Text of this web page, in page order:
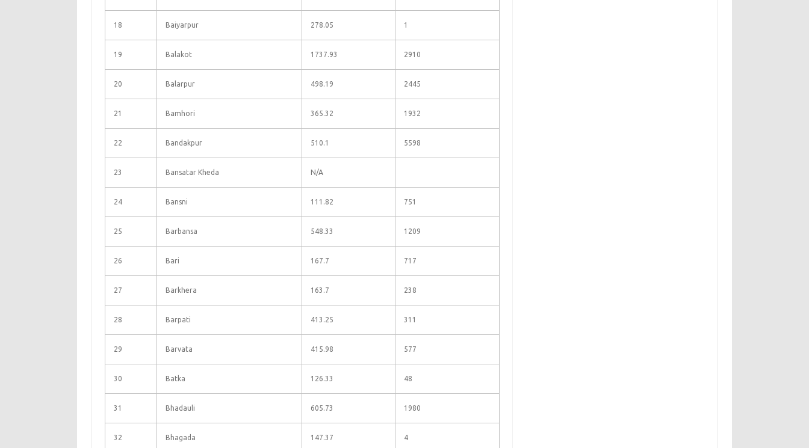
18 Baiyarpur 278.05 1
19 Balakot 1737.93 2910
20 Balarpur 498.19 2445
21 Bamhori 365.32 1932
22 Bandakpur 510.1 5598
23 Bansatar Kheda N/A
24 Bansni 111.82 751
25 Barbansa 548.33 1209
26 Bari 167.7 717
27 Barkhera 163.7 238
28 Barpati 413.25 311
29 Barvata 415.98 577
30 Batka 126.33 48
31 Bhadauli 605.73 1980
32 Bhagada 147.37 4